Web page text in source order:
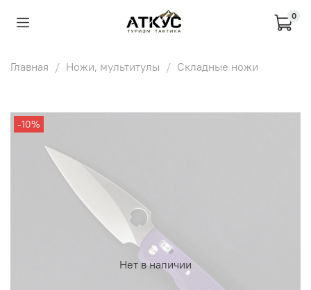
0
Главная Ножи, мультитулы Складные ножи
Нет в наличии
-10%